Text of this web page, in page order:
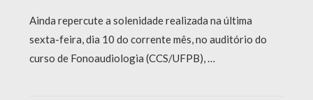
Ainda repercute a solenidade realizada na última
sexta-feira, dia 10 do corrente mês, no auditório do
curso de Fonoaudiologia (CCS/UFPB), …